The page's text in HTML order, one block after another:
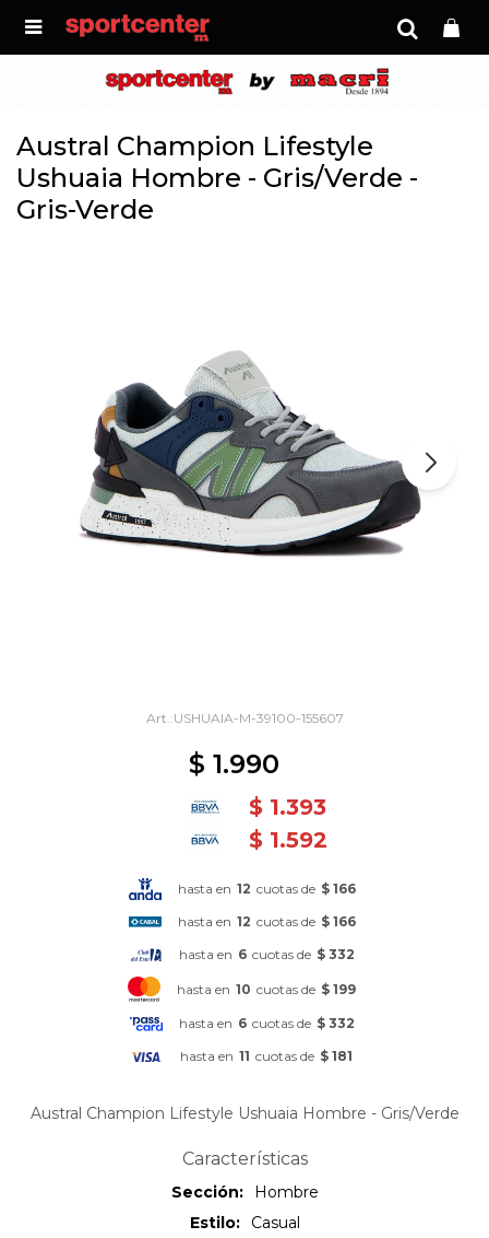

Austral Champion Lifestyle
Ushuaia Hombre - Gris/Verde -
Gris-Verde
USHUAIA-M-39100-155607
$ 1.990
$ 1.393
$ 1.592
hasta en 12 cuotas de $ 166
hasta en 12 cuotas de $ 166
hasta en 6 cuotas de $ 332
hasta en 10 cuotas de $ 199
hasta en 6 cuotas de $ 332
hasta en 11 cuotas de $ 181
Austral Champion Lifestyle Ushuaia Hombre - Gris/Verde
Características
Sección
Hombre
Estilo
Casual